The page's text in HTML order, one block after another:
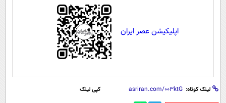
اپلیکیشن عصر ایران
لینک کوتاه: کپی لینک